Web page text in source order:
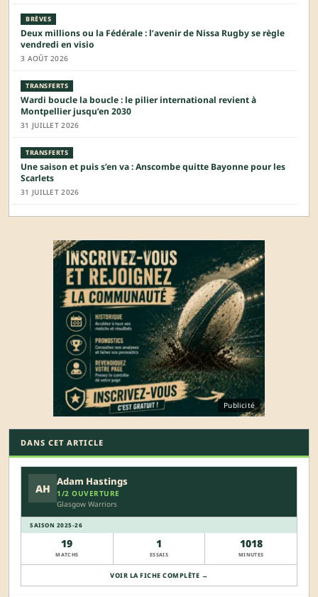
BRÈVES
Deux millions ou la Fédérale : l’avenir de Nissa Rugby se règle
vendredi en visio
3 AOÛT 2026
TRANSFERTS
Wardi boucle la boucle : le pilier international revient à
Montpellier jusqu’en 2030
31 JUILLET 2026
TRANSFERTS
Une saison et puis s’en va : Anscombe quitte Bayonne pour les
Scarlets
31 JUILLET 2026
Publicité
DANS CET ARTICLE
AH
Adam Hastings
1/2 OUVERTURE
Glasgow Warriors
SAISON 2025-26
19
MATCHS
1
ESSAIS
1018
MINUTES
VOIR LA FICHE COMPLÈTE →